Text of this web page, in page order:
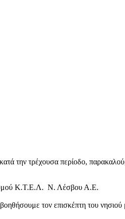
την τρέχουσα περίοδο,
Κ.Τ.Ε.Λ. Ν. Λέσβου Α.Ε.
τον επισκέπτη του